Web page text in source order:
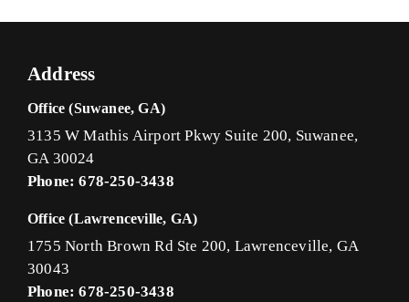
Address
Office (Suwanee, GA)
3135 W Mathis Airport Pkwy Suite 200, Suwanee,
GA 30024
Phone: 678-250-3438
Office (Lawrenceville, GA)
1755 North Brown Rd Ste 200, Lawrenceville, GA
30043
Phone: 678-250-3438